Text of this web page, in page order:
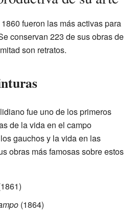
fueron las más activas para
conservan 223 de sus obras de
son retratos.
fue uno de los primeros
de la vida en el campo
gauchos y la vida en las
obras más famosas sobre estos
(1864)